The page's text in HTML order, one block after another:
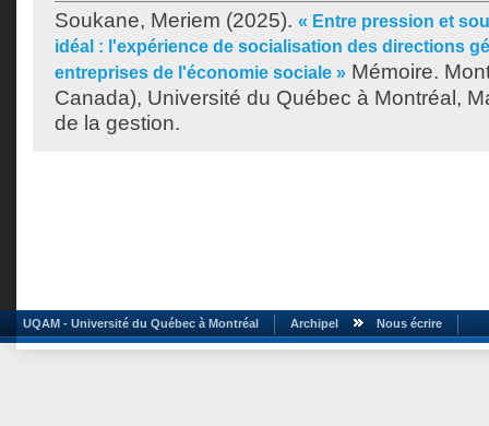
Soukane, Meriem (2025). « Entre pression et
idéal : l'expérience de socialisation des directions
entreprises de l'économie sociale » Mémoire.
Canada), Université du Québec à Montréal,
de la gestion.
UQAM - Université du Québec à Montréal Archipel Nous écrire